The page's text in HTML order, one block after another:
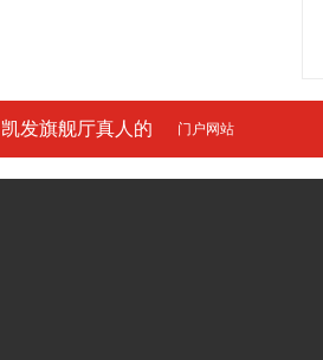
凯发旗舰厅真人的
友情链接
门户网站